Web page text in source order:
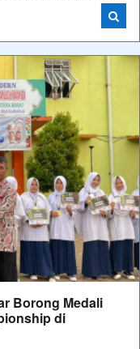
Borong Medali
di